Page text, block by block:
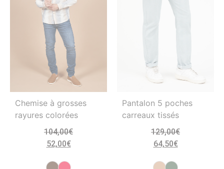
Chemise à grosses
rayures colorées
104,00€
52,00€
Pantalon 5 poches
carreaux tissés
129,00€
64,50€